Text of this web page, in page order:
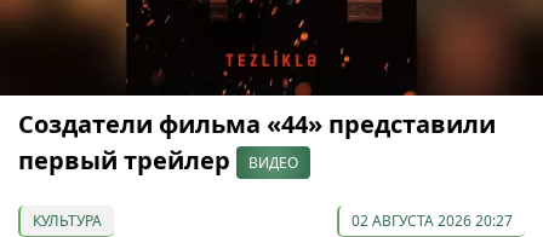
Создатели фильма «44» представили
первый трейлер
ВИДЕО
КУЛЬТУРА 02 АВГУСТА 2026 20:27